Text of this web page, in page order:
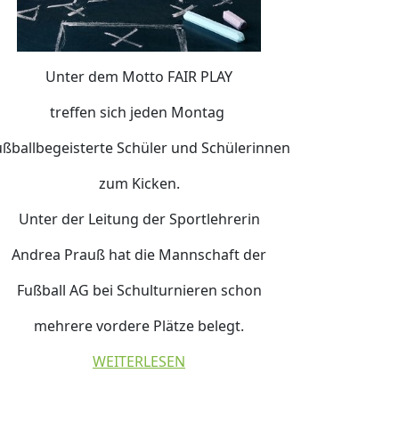
Unter dem Motto FAIR PLAY
treffen sich jeden Montag
Schüler und Schülerinnen
zum Kicken.
Unter der Leitung der Sportlehrerin
Andrea Prauß hat die Mannschaft der
Fußball AG bei Schulturnieren schon
mehrere vordere Plätze belegt.
WEITERLESEN